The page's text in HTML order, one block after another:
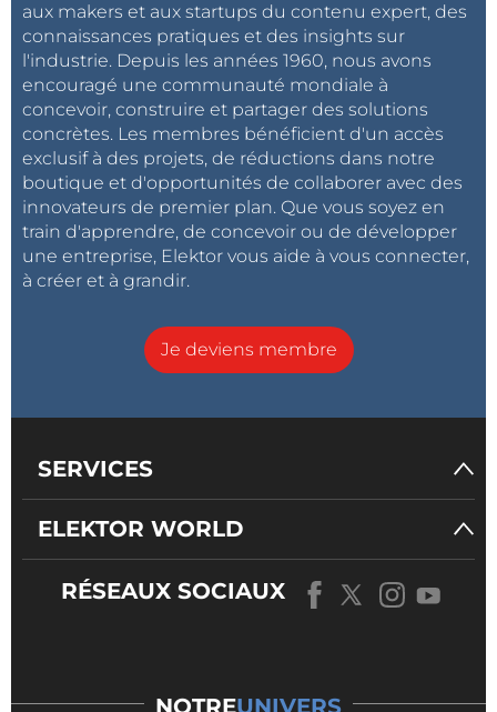
aux makers et aux startups du contenu expert, des
connaissances pratiques et des insights sur
l'industrie. Depuis les années 1960, nous avons
encouragé une communauté mondiale à
concevoir, construire et partager des solutions
concrètes. Les membres bénéficient d'un accès
exclusif à des projets, de réductions dans notre
boutique et d'opportunités de collaborer avec des
innovateurs de premier plan. Que vous soyez en
train d'apprendre, de concevoir ou de développer
une entreprise, Elektor vous aide à vous connecter,
à créer et à grandir.
Je deviens membre
SERVICES
ELEKTOR WORLD
RÉSEAUX SOCIAUX